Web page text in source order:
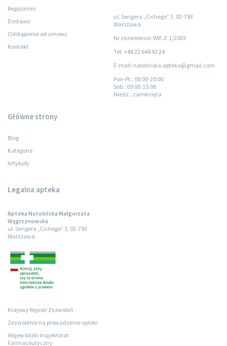
Regulamin
Dostawy
Odstąpienie od umowy
Kontakt
ul. Sengera „Cichego” 3, 02-793
Warszawa
Nr zezwolenia: WIF.Z-1/2003
Tel: +48 22 648 42 24
E-mail: natolinska.apteka@gmail.com
Pon-Pt.: 08:00-20:00
Sob.: 09:00-15:00
Niedz.: zamknięta
Główne strony
Blog
Kategorie
Artykuły
Legalna apteka
Apteka Natolińska Małgorzata
Węgrzynowska
ul. Sengera „Cichego” 3, 02-793
Warszawa
Krajowy Rejestr Zezwoleń
Zezwolenie na prowadzenie apteki
Wojewódzki Inspektorat
Farmaceutyczny